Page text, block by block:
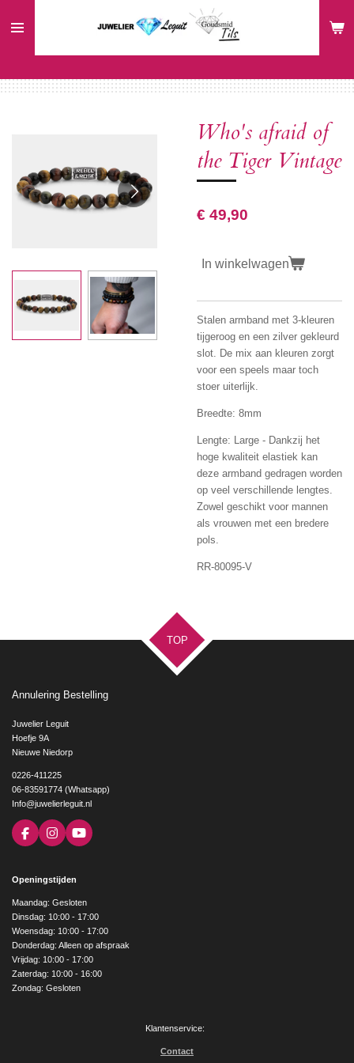
direct
hoofdinhoud
Who's afraid of
the Tiger Vintage
€ 49,90
In winkelwagen
Stalen armband met 3-kleuren
tijgeroog en een zilver gekleurd
slot. De mix aan kleuren zorgt
voor een speels maar toch
stoer uiterlijk.
Breedte: 8mm
Lengte: Large - Dankzij het
hoge kwaliteit elastiek kan
deze armband gedragen worden
op veel verschillende lengtes.
Zowel geschikt voor mannen
als vrouwen met een bredere
pols.
RR-80095-V
TOP
Annulering Bestelling
Juwelier Leguit
Hoefje 9A
Nieuwe Niedorp
0226-411225
06-83591774 (Whatsapp)
Info@juwelierleguit.nl
F
a
b
o
k
I
n
a
g
r
a
m
Y
o
e
Openingstijden
Maandag: Gesloten
Dinsdag: 10:00 - 17:00
Woensdag: 10:00 - 17:00
Donderdag: Alleen op afspraak
Vrijdag: 10:00 - 17:00
Zaterdag: 10:00 - 16:00
Zondag: Gesloten
Klantenservice:
Contact